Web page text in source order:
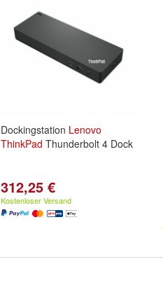
Dockingstation Lenovo
ThinkPad Thunderbolt 4 Dock
312,25 €
Kostenloser Versand